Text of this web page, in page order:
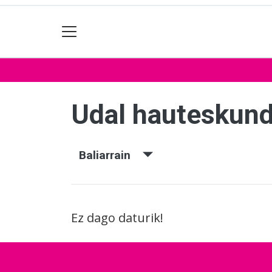
Udal
Baliarrain
Ez dago daturik!